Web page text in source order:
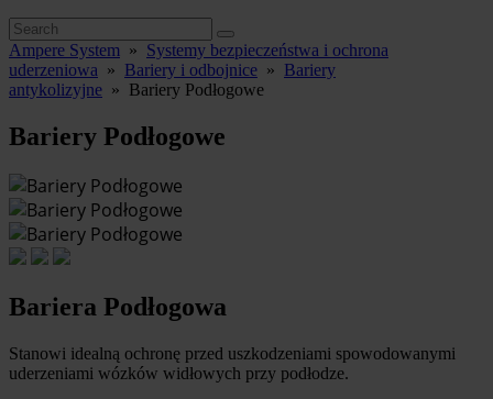
Ampere System » Systemy bezpieczeństwa i ochrona
uderzeniowa » Bariery i odbojnice » Bariery
antykolizyjne » Bariery Podłogowe
Bariery Podłogowe
Bariera Podłogowa
Stanowi idealną ochronę przed uszkodzeniami spowodowanymi
uderzeniami wózków widłowych przy podłodze.